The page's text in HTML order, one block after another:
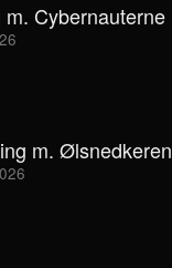
m. Cybernauterne
m. Ølsnedkeren